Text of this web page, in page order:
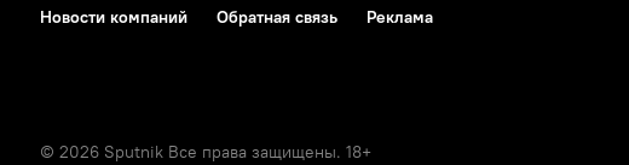
Новости компаний
Обратная связь Реклама
© 2026 Sputnik Все права защищены. 18+